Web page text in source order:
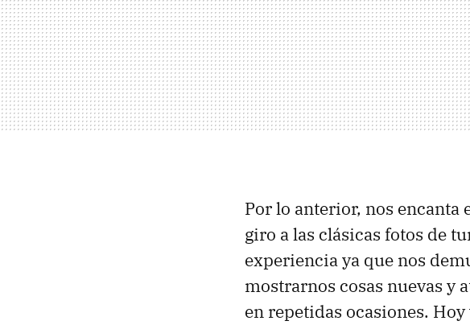
Por lo anterior, nos
giro a las clásicas fotos de
experiencia ya que nos
mostrarnos cosas nuevas y
en repetidas ocasiones.